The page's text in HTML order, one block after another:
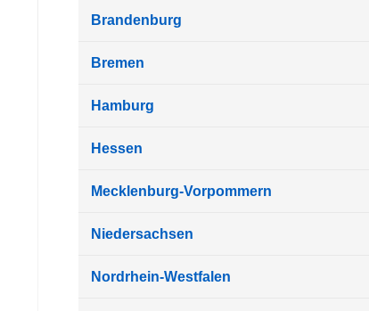
Brandenburg
Bremen
Hamburg
Hessen
Mecklenburg-Vorpommern
Niedersachsen
Nordrhein-Westfalen